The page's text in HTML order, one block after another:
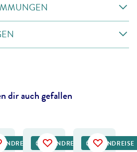
dir auch gefallen
RUNDREISE
RUNDREISE